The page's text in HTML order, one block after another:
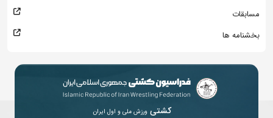
مسابقات
بخشنامه ها
کشتی ورزش ملی و اول ایران